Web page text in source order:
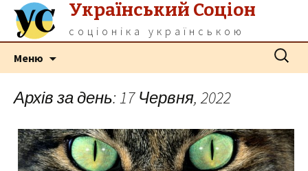
Український Соціон
соціоніка українською
Меню
Пошук:
Архів за день: 17 Червня, 2022